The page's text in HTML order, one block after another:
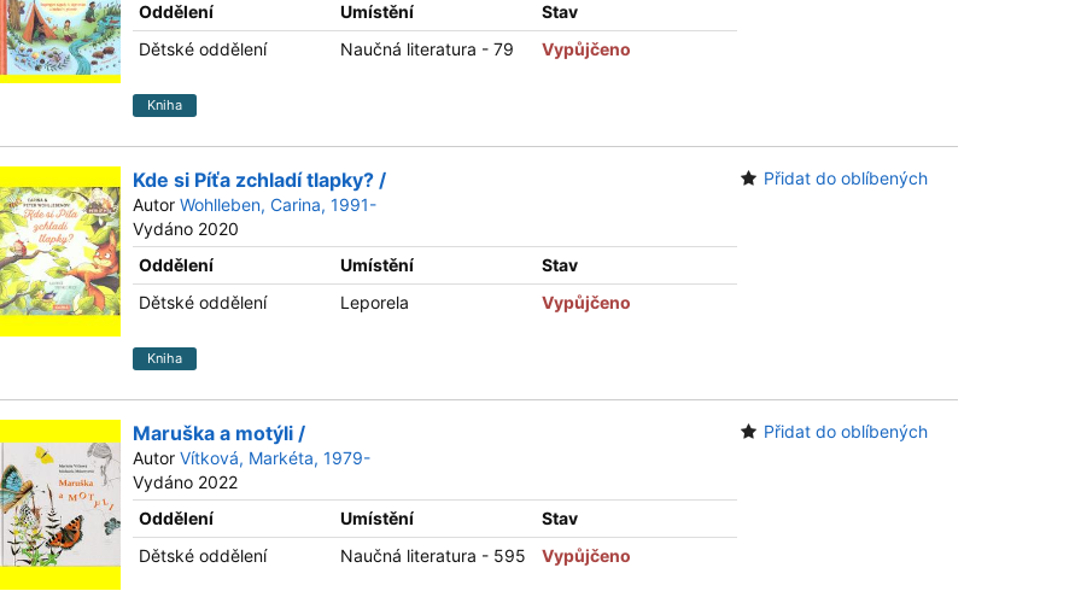
Oddělení
Umístění
Stav
Dětské oddělení
Naučná literatura - 79 Vypůjčeno
Kniha
Kde si Píťa zchladí tlapky? /
Autor Wohlleben, Carina, 1991-
Vydáno 2020
Oddělení
Umístění
Stav
Dětské oddělení
Leporela Vypůjčeno
Kniha
Přidat do oblíbených
Maruška a motýli /
Autor Vítková, Markéta, 1979-
Vydáno 2022
Oddělení
Umístění
Stav
Dětské oddělení
Naučná literatura - 595 Vypůjčeno
Přidat do oblíbených